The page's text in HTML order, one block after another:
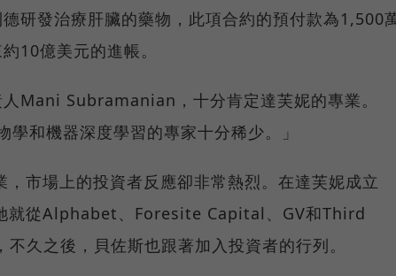
研發治療肝臟的藥物，此項合約的預付款為1,500
10億美元的進帳。
Mani Subramanian，十分肯定達芙妮的專業。
和機器深度學習的專家十分稀少。」
市場上的投資者反應卻非常熱烈。在達芙妮成立
就從Alphabet、Foresite Capital、GV和Third
久之後，貝佐斯也跟著加入投資者的行列。